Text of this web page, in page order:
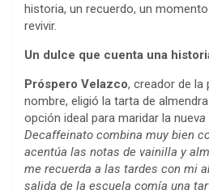
historia, un recuerdo, un
revivir.
Un dulce que cuenta una
Próspero Velazco, creador de la
nombre, eligió la tarta de
opción ideal para maridar la nueva
Decaffeinato combina muy bien
acentúa las notas de vainilla y
me recuerda a las tardes con mi
salida de la escuela comía una